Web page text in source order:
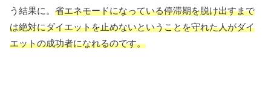
う結果に。 省エネモードになっている停滞期を脱け出すまで
は絶対にダイエットを止めないということを守れた人がダイ
エットの成功者になれるのです。